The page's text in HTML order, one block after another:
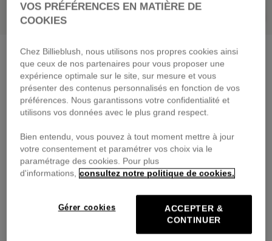
Gilet en maille blanc
dès 59,00 €
Payez en 4 fois sans frais avec
🔒Paiement sécurisé & retours faciles
DESCRIPTION
COMPOSITION
VOS PRÉFÉRENCES EN MATIÈRE DE
COOKIES
Chez Billieblush, nous utilisons nos propres cookies ainsi
que ceux de nos partenaires pour vous proposer une
expérience optimale sur le site, sur mesure et vous
présenter des contenus personnalisés en fonction de vos
préférences. Nous garantissons votre confidentialité et
utilisons vos données avec le plus grand respect.
Bien entendu, vous pouvez à tout moment mettre à jour
votre consentement et paramétrer vos choix via le
paramétrage des cookies. Pour plus
d'informations, consultez notre politique de cookies.
Gérer cookies
ACCEPTER &
CONTINUER